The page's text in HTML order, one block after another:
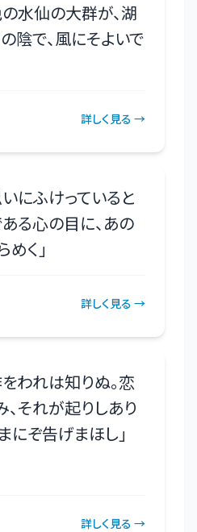
水仙の大群が、湖
陰で、風にそよいで
詳しく見る →
にふけっていると
る心の目に、あの
めく 」
詳しく見る →
われは知りぬ。恋
それが起りしあり
にぞ告げまほし 」
詳しく見る →